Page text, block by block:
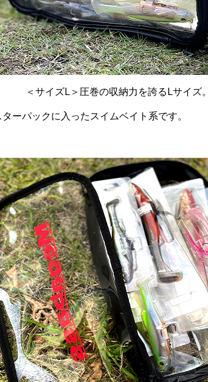
＜サイズL＞圧巻の収納力を誇るLサイズ。
ーパックに入ったスイムベイト系です。